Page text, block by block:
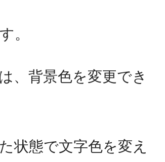
。
、背景色を変更でき
状態で文字色を変え